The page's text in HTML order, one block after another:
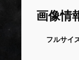
画像情
フルサイ